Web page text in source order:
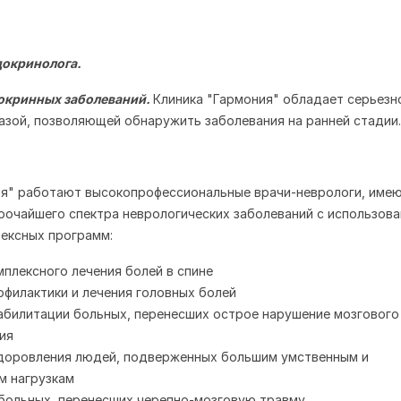
заболеваний. Клиника "Гармония" обладает
позволяющей обнаружить заболевания на ранней стадии.
работают высокопрофессиональные врачи-неврологи,
спектра неврологических заболеваний с
программ:
лечения болей в спине
и лечения головных болей
больных, перенесших острое нарушение мозгового
людей, подверженных большим умственным и
нагрузкам